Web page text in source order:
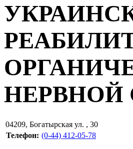
04209, Богатырская ул. , 30
Телефон: (0-44) 412-05-78